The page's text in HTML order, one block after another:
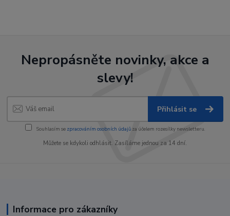
Nepropásněte novinky, akce a
slevy!
Přihlásit se
Souhlasím se zpracováním osobních údajůza účelem rozesílky newsletteru.
Můžete se kdykoli odhlásit. Zasíláme jednou za 14 dní.
Informace pro zákazníky